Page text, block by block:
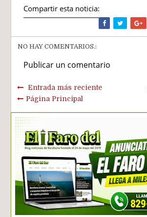
Compartir esta noticia:
NO HAY COMENTARIOS.:
Publicar un comentario
Entrada más reciente
Página Principal